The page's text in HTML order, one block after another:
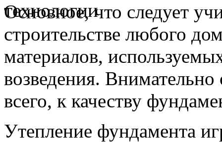
Основное, что следует
строительстве любого
материалов,
возведения. Внимательно
всего, к качеству
Утепление фундамента